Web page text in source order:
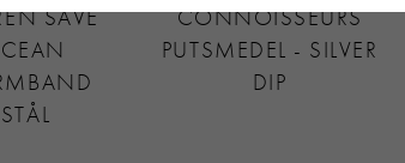
SAVE
CONNOISSEURS
PUTSMEDEL - SILVER
DIP